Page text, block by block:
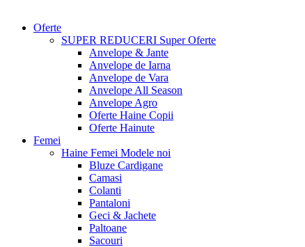
Oferte
SUPER REDUCERI Super Oferte
Anvelope & Jante
Anvelope de Iarna
Anvelope de Vara
Anvelope All Season
Anvelope Agro
Oferte Haine Copii
Oferte Hainute
Femei
Haine Femei Modele noi
Bluze Cardigane
Camasi
Colanti
Pantaloni
Geci & Jachete
Paltoane
Sacouri